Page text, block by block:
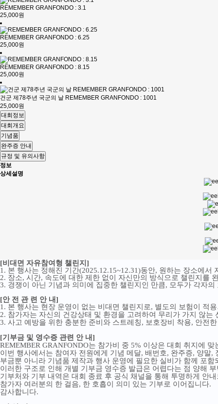
REMEMBER GRANFONDO : 3.1
25,000원
REMEMBER GRANFONDO : 6.25
25,000원
REMEMBER GRANFONDO : 8.15
25,000원
건군 제78주년 국군의 날 REMEMBER GRANFONDO : 1001
25,000원
대회정보
대회개요
기념품
완주증 안내
규정 및 유의사항
정보
상세설명
[비대면 자유참여형 챌린지 ]
1. 본 행사는 정해진 기간(2025.12.15~12.31)동안, 원하는 장소에
2. 장소, 시간, 속도에 대한 제한 없이 자신만의 방식으로 챌린지를
3. 경쟁이 아닌 기념과 의미에 집중한 챌린지인 만큼, 모두가 각자
[안 전 관 련 안 내]
1. 본 행사는 현장 운영이 없는 비대면 챌린지로, 별도의 보험이 적
2. 참가자는 자신의 건강상태 및 환경을 고려하여 무리가 가지 않
3. 사고 예방을 위한 충분한 준비와 스트레칭, 보호장비 착용, 안전
[기부금 및 영수증 관련 안 내]
REMEMBER GRANFONDO는 참가비 중 5% 이상은 대회 취지에
이번 행사에서는 참여자 전원에게 기념 메달, 배번호, 완주증, 양말
부금뿐 아니라 기념품 제작과 행사 운영에 필요한 실비가 함께 포함
이러한 구조로 인해 개별 기부금 영수증 발급은 어렵다는 점 양해
기부처와 기부 내역은 대회 종료 후 공식 채널을 통해 투명하게 안
참가자 여러분의 한 걸음, 한 호흡이 의미 있는 기부로 이어집니다.
감사합니다.